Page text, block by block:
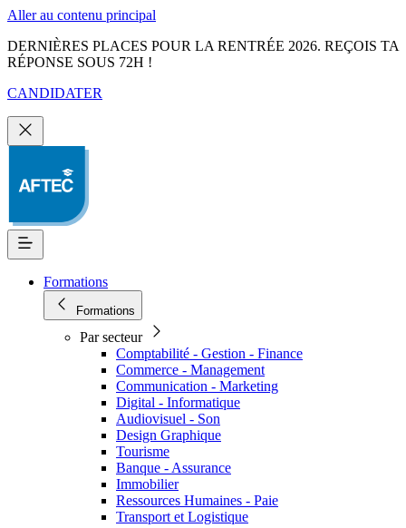
Aller au contenu principal
DERNIÈRES PLACES POUR LA RENTRÉE 2026. REÇOIS TA
RÉPONSE SOUS 72H !
CANDIDATER
Formations
Formations
Par secteur
Comptabilité - Gestion - Finance
Commerce - Management
Communication - Marketing
Digital - Informatique
Audiovisuel - Son
Design Graphique
Tourisme
Banque - Assurance
Immobilier
Ressources Humaines - Paie
Transport et Logistique